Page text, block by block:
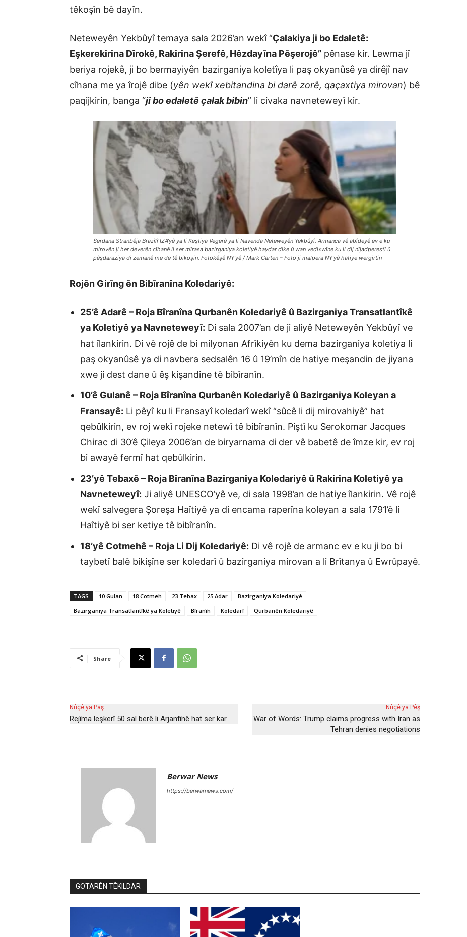
têkoşîn bê dayîn.
Neteweyên Yekbûyî temaya sala 2026’an wekî “Çalakiya ji bo Edaletê:
Eşkerekirina Dîrokê, Rakirina Şerefê, Hêzdayîna Pêşerojê” pênase kir. Lewma jî
beriya rojekê, ji bo bermayiyên bazirganiya koletîya li paş okyanûsê ya dirêjî nav
cîhana me ya îrojê dibe (yên wekî xebitandina bi darê zorê, qaçaxtiya mirovan) bê
paqijkirin, banga “ji bo edaletê çalak bibin” li civaka navneteweyî kir.
Serdana Stranbêja Brazîlî IZA’yê ya li Keştiya Vegerê ya li Navenda Neteweyên Yekbûyî. Armanca vê abîdeyê ev e ku
mirovên ji her deverên cîhanê li ser mîrasa bazirganiya koletiyê haydar dike û wan vedixwîne ku li dij nîjadperestî û
pêşdaraziya di zemanê me de tê bikoşin. Fotokêşê NY’yê / Mark Garten – Foto ji malpera NY’yê hatiye wergirtin
Rojên Girîng ên Bibîranîna Koledariyê:
25’ê Adarê – Roja Bîranîna Qurbanên Koledariyê û Bazirganiya Transatlantîkê
ya Koletiyê ya Navneteweyî: Di sala 2007’an de ji aliyê Neteweyên Yekbûyî ve
hat îlankirin. Di vê rojê de bi milyonan Afrîkiyên ku dema bazirganiya koletiya li
paş okyanûsê ya di navbera sedsalên 16 û 19’mîn de hatiye meşandin de jiyana
xwe ji dest dane û êş kişandine tê bibîranîn.
10’ê Gulanê – Roja Bîranîna Qurbanên Koledariyê û Bazirganiya Koleyan a
Fransayê: Li pêyî ku li Fransayî koledarî wekî “sûcê li dij mirovahiyê” hat
qebûlkirin, ev roj wekî rojeke netewî tê bibîranîn. Piştî ku Serokomar Jacques
Chirac di 30’ê Çileya 2006’an de biryarnama di der vê babetê de îmze kir, ev roj
bi awayê fermî hat qebûlkirin.
23’yê Tebaxê – Roja Bîranîna Bazirganiya Koledariyê û Rakirina Koletiyê ya
Navneteweyî: Ji aliyê UNESCO’yê ve, di sala 1998’an de hatiye îlankirin. Vê rojê
wekî salvegera Şoreşa Haîtiyê ya di encama raperîna koleyan a sala 1791’ê li
Haîtiyê bi ser ketiye tê bibîranîn.
18’yê Cotmehê – Roja Li Dij Koledariyê: Di vê rojê de armanc ev e ku ji bo bi
taybetî balê bikişîne ser koledarî û bazirganiya mirovan a li Brîtanya û Ewrûpayê.
TAGS 10 Gulan 18 Cotmeh 23 Tebax 25 Adar
Bazirganiya Koledariyê
Bazirganiya Transatlantîkê ya Koletiyê
Bîranîn Koledarî Qurbanên Koledariyê
Share
Nûçê ya Paş
Rejîma leşkerî 50 sal berê li Arjantînê hat ser kar
Nûçê ya Pêş
War of Words: Trump claims progress with Iran as
Tehran denies negotiations
Berwar News
https://berwarnews.com/
GOTARÊN TÊKILDAR